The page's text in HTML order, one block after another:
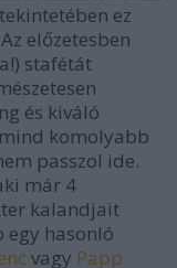
ez
előzetesben
stafétát
és kiváló
komolyabb
passzol ide.
már 4
kalandjait
egy hasonló
vagy Papp